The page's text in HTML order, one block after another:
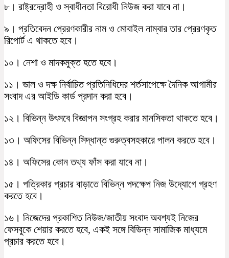
৮। রাষ্ট্রদ্রোহী ও স্বাধীনতা বিরোধী নিউজ করা যাবে না।
৯। প্রতিবেদন প্রেরণকারীর নাম ও মোবাইল নাম্বার তার প্রেরণকৃত
রিপোর্ট এ থাকতে হবে।
১০। নেশা ও মাদকমুক্ত হতে হবে।
১১। ভাল ও দক্ষ নির্বাচিত প্রতিনিধিদের শর্তসাপেক্ষে দৈনিক আগামীর
সংবাদ এর আইডি কার্ড প্রদান করা হবে।
১২। বিভিন্ন উৎসবে বিজ্ঞাপন সংগ্রহ করার মানসিকতা থাকতে হবে।
১৩। অফিসের বিভিন্ন সিদ্ধান্ত গুরুত্বসহকারে পালন করতে হবে।
১৪। অফিসের কোন তথ্য ফাঁস করা যাবে না।
১৫। পত্রিকার প্রচার বাড়াতে বিভিন্ন পদক্ষেপ নিজ উদ্যোগে গ্রহণ
করতে হবে।
১৬। নিজেদের প্রকাশিত নিউজ/জাতীয় সংবাদ অবশ্যই নিজের
ফেসবুকে শেয়ার করতে হবে, একই সঙ্গে বিভিন্ন সামাজিক মাধ্যমে
প্রচার করতে হবে।